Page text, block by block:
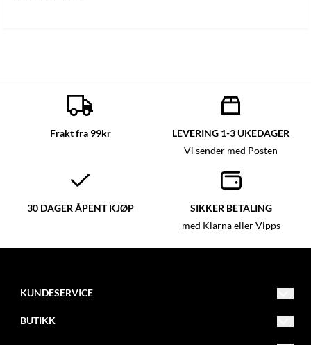
Frakt fra 99kr LEVERING 1-3 UKEDAGER
Vi sender med Posten
30 DAGER ÅPENT KJØP SIKKER BETALING
med Klarna eller Vipps
KUNDESERVICE
post@glassmagasinet.com
BUTIKK